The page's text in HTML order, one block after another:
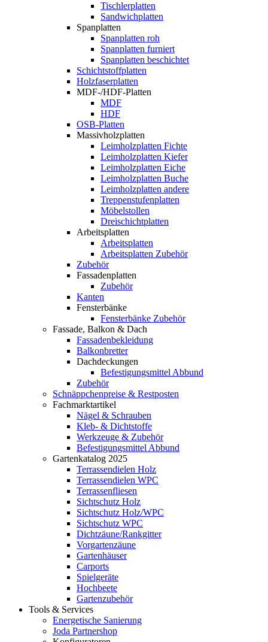
Tischlerplatten
Sandwichplatten
Spanplatten
Spanplatten roh
Spanplatten furniert
Spanplatten beschichtet
Schichtstoffplatten
Holzfaserplatten
MDF-/HDF-Platten
MDF
HDF
OSB-Platten
Massivholzplatten
Leimholzplatten Fichte
Leimholzplatten Kiefer
Leimholzplatten Eiche
Leimholzplatten Buche
Leimholzplatten andere
Treppenstufenplatten
Möbelstollen
Dreischichtplatten
Arbeitsplatten
Arbeitsplatten
Arbeitsplatten Zubehör
Zubehör
Fassadenplatten
Zubehör
Kanten
Fensterbänke
Fensterbänke Zubehör
Fassade, Balkon & Dach
Fassadenbekleidung
Balkonbretter
Dachdeckungen
Befestigungsmittel Abbund
Zubehör
Schnäppchenpreise & Restposten
Fachmarktartikel
Nägel & Schrauben
Kleb- & Dichtstoffe
Werkzeuge & Zubehör
Befestigungsmittel Abbund
Gartenkatalog 2025
Terrassendielen Holz
Terrassendielen WPC
Terrassenfliesen
Sichtschutz Holz
Sichtschutz Holz/WPC
Sichtschutz WPC
Dichtzäune/Rankgitter
Vorgartenzäune
Gartenhäuser
Carports
Spielgeräte
Hochbeete
Gartenzubehör
Tools & Services
Energetische Sanierung
Joda Partnershop